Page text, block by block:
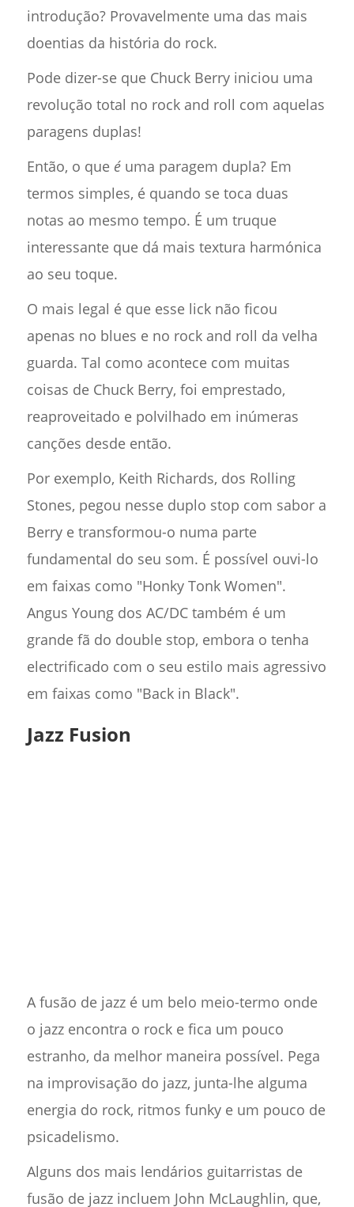
introdução? Provavelmente uma das mais
doentias da história do rock.
Pode dizer-se que Chuck Berry iniciou uma
revolução total no rock and roll com aquelas
paragens duplas!
Então, o que éuma paragem dupla? Em
termos simples, é quando se toca duas
notas ao mesmo tempo. É um truque
interessante que dá mais textura harmónica
ao seu toque.
O mais legal é que esse lick não ficou
apenas no blues e no rock and roll da velha
guarda. Tal como acontece com muitas
coisas de Chuck Berry, foi emprestado,
reaproveitado e polvilhado em inúmeras
canções desde então.
Por exemplo, Keith Richards, dos Rolling
Stones, pegou nesse duplo stop com sabor a
Berry e transformou-o numa parte
fundamental do seu som. É possível ouvi-lo
em faixas como "Honky Tonk Women".
Angus Young dos AC/DC também é um
grande fã do double stop, embora o tenha
electrificado com o seu estilo mais agressivo
em faixas como "Back in Black".
Jazz Fusion
A fusão de jazz é um belo meio-termo onde
o jazz encontra o rock e fica um pouco
estranho, da melhor maneira possível. Pega
na improvisação do jazz, junta-lhe alguma
energia do rock, ritmos funky e um pouco de
psicadelismo.
Alguns dos mais lendários guitarristas de
fusão de jazz incluem John McLaughlin, que,